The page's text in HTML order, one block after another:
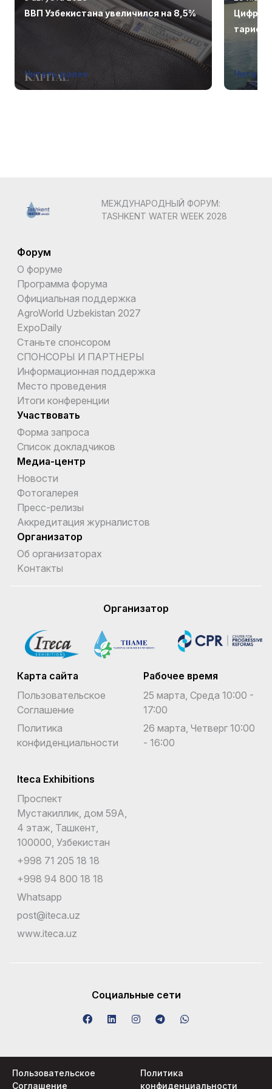
ВВП Узбекистана увеличился на 8,5%
Читать далее Читать
МЕЖДУНАРОДНЫЙ ФОРУМ:
TASHKENT WATER WEEK 2028
Форум
О форуме
Программа форума
Официальная поддержка
AgroWorld Uzbekistan 2027
ExpoDaily
Станьте спонсором
СПОНСОРЫ И ПАРТНЕРЫ
Информационная поддержка
Место проведения
Итоги конференции
Участвовать
Форма запроса
Список докладчиков
Медиа-центр
Новости
Фотогалерея
Пресс-релизы
Аккредитация журналистов
Организатор
Об организаторах
Kонтакты
Организатор
Карта сайта
Пользовательское
Соглашение
Политика
конфиденциальности
Рабочее время
25 марта, Среда 10:00 -
17:00
26 марта, Четверг 10:00
- 16:00
Iteca Exhibitions
Проспект
Мустакиллик, дом 59А,
4 этаж, Ташкент,
100000, Узбекистан
+998 71 205 18 18
+998 94 800 18 18
Whatsapp
post@iteca.uz
www.iteca.uz
Социальные сети
Пользовательское
Соглашение
Политика
конфиденциальности